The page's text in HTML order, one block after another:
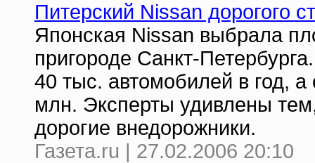
Питерский Nissan дорогого
Японская Nissan выбрала
пригороде Санкт-
40 тыс. автомобилей в год,
млн. Эксперты удивлены
дорогие внедорожники.
Газета.ru | 27.02.2006 20:10